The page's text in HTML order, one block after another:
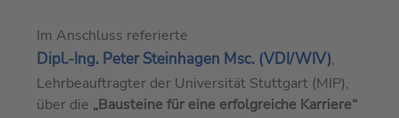
Im Anschluss referierte
Dipl.-Ing. Peter Steinhagen Msc. (VDI/WIV),
Lehrbeauftragter der Universität Stuttgart (MIP),
über die „Bausteine für eine erfolgreiche Karriere“